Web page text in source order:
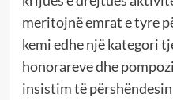
meritojnë emrat e tyre
kemi edhe një kategori
honorareve dhe
insistim të